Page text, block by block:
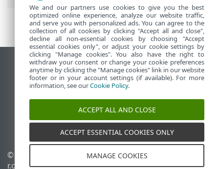
Προβολή ιστότοπου επιφάνειας εργασίας
End of Life
Γνωσιακή βάση ESET
Ομάδα συζήτησης ESET
ESET Status Portal
Τοπική υποστήριξη
© 1992 - 2026 ESET, spol. s
r.o. - Με την επιφύλαξη
Διαχείριση cookies
Πολιτική cookie
We and our partners use cookies to give you the best
optimized online experience, analyze our website traffic,
and serve you with personalized ads. You can agree to the
collection of all cookies by clicking "Accept all and close",
decline all non-essential cookies by choosing "Accept
essential cookies only", or adjust your cookie settings by
clicking "Manage cookies". You also have the right to
withdraw your consent or change your cookie preferences
anytime by clicking the "Manage cookies" link in our website
footer or in your account settings (if available). For more
information, see ourCookie Policy.
ACCEPT ALL AND CLOSE
ACCEPT ESSENTIAL COOKIES ONLY
MANAGE COOKIES